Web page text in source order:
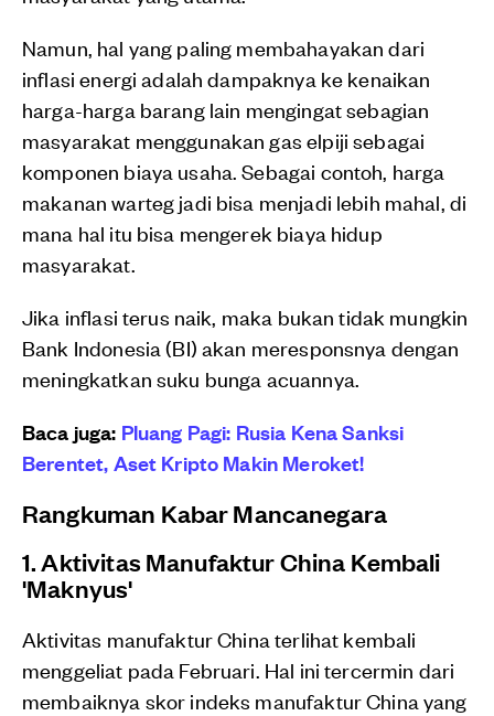
Namun, hal yang paling membahayakan dari
inflasi energi adalah dampaknya ke kenaikan
harga-harga barang lain mengingat sebagian
masyarakat menggunakan gas elpiji sebagai
komponen biaya usaha. Sebagai contoh, harga
makanan warteg jadi bisa menjadi lebih mahal, di
mana hal itu bisa mengerek biaya hidup
masyarakat.
Jika inflasi terus naik, maka bukan tidak mungkin
Bank Indonesia (BI) akan meresponsnya dengan
meningkatkan suku bunga acuannya.
Baca juga: Pluang Pagi: Rusia Kena Sanksi
Berentet, Aset Kripto Makin Meroket!
Rangkuman Kabar Mancanegara
1. Aktivitas Manufaktur China Kembali
'Maknyus'
Aktivitas manufaktur China terlihat kembali
menggeliat pada Februari. Hal ini tercermin dari
membaiknya skor indeks manufaktur China yang